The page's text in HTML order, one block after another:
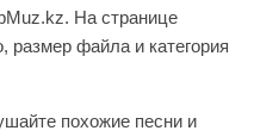
На странице
размер файла и категория
похожие песни и